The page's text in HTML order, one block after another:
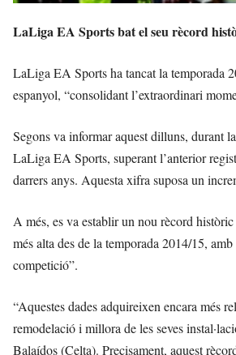
LaLiga EA Sports bat el seu rècord
LaLiga EA Sports ha tancat la temporada
espanyol, “consolidant l’extraordinari
Segons va informar aquest dilluns, durant
LaLiga EA Sports, superant l’anterior
darrers anys. Aquesta xifra suposa un
A més, es va establir un nou rècord
més alta des de la temporada 2014/15,
competició”.
“Aquestes dades adquireixen encara més
remodelació i millora de les seves
Balaídos (Celta). Precisament, aquest